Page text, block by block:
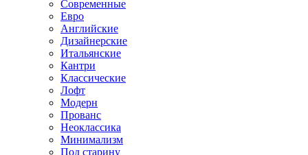
Современные
Евро
Английские
Дизайнерские
Итальянские
Кантри
Классические
Лофт
Модерн
Прованс
Неоклассика
Минимализм
Под старину